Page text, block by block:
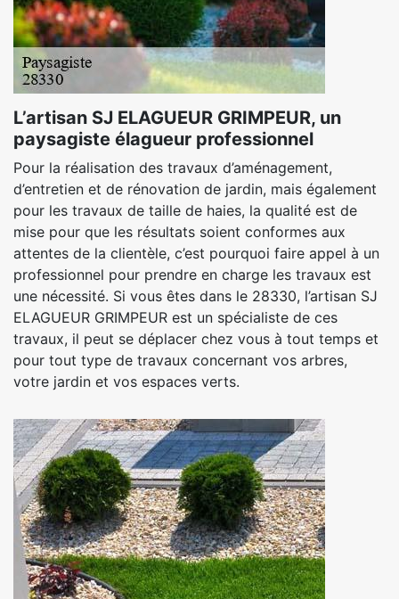
L’artisan SJ ELAGUEUR GRIMPEUR, un
paysagiste élagueur professionnel
Pour la réalisation des travaux d’aménagement,
d’entretien et de rénovation de jardin, mais également
pour les travaux de taille de haies, la qualité est de
mise pour que les résultats soient conformes aux
attentes de la clientèle, c’est pourquoi faire appel à un
professionnel pour prendre en charge les travaux est
une nécessité. Si vous êtes dans le 28330, l’artisan SJ
ELAGUEUR GRIMPEUR est un spécialiste de ces
travaux, il peut se déplacer chez vous à tout temps et
pour tout type de travaux concernant vos arbres,
votre jardin et vos espaces verts.